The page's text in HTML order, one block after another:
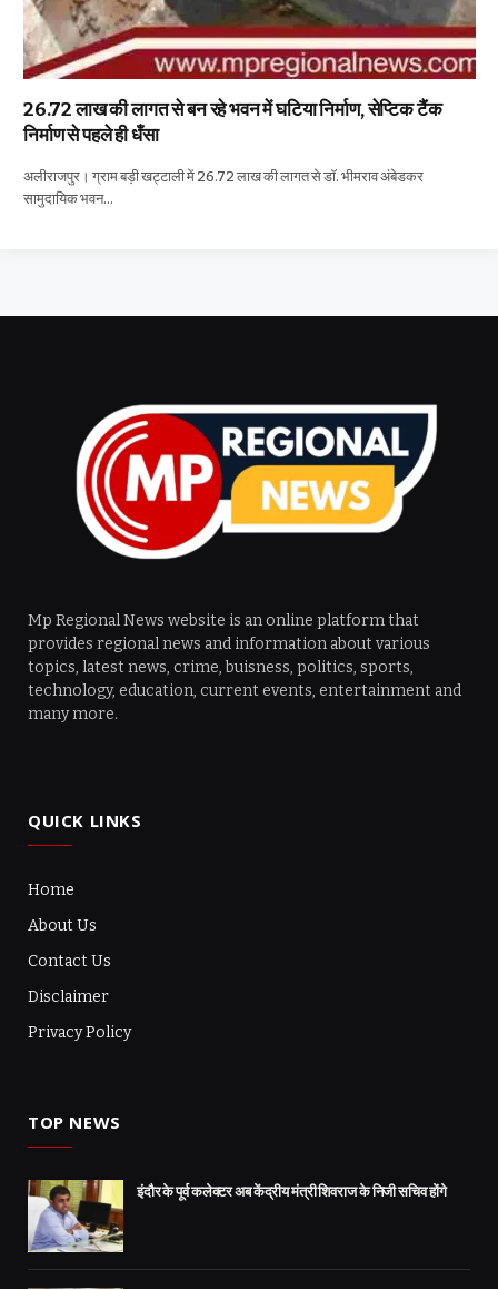
26.72 लाख की लागत से बन रहे भवन में घटिया निर्माण, सेप्टिक टैंक
निर्माण से पहले ही धँसा
अलीराजपुर। ग्राम बड़ी खट्टाली में 26.72 लाख की लागत से डॉ. भीमराव अंबेडकर
सामुदायिक भवन…
Mp Regional News website is an online platform that
provides regional news and information about various
topics, latest news, crime, buisness, politics, sports,
technology, education, current events, entertainment and
many more.
QUICK LINKS
Home
About Us
Contact Us
Disclaimer
Privacy Policy
TOP NEWS
इंदौर के पूर्व कलेक्टर अब केंद्रीय मंत्री शिवराज के निजी सचिव होंगे